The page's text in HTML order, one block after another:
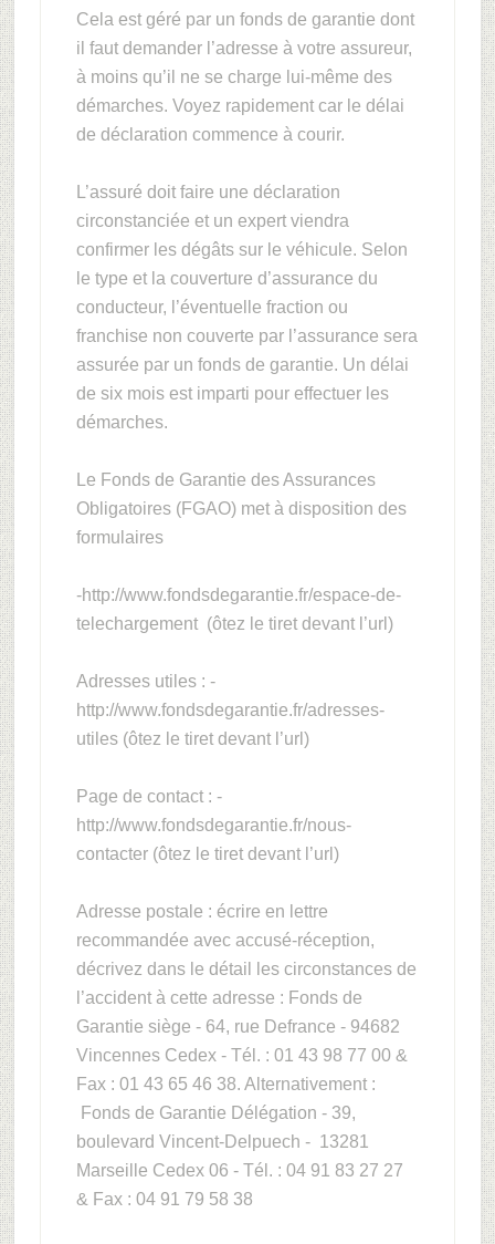
Cela est géré par un fonds de garantie dont
il faut demander l’adresse à votre assureur,
à moins qu’il ne se charge lui-même des
démarches. Voyez rapidement car le délai
de déclaration commence à courir.
L’assuré doit faire une déclaration
circonstanciée et un expert viendra
confirmer les dégâts sur le véhicule. Selon
le type et la couverture d’assurance du
conducteur, l’éventuelle fraction ou
franchise non couverte par l’assurance sera
assurée par un fonds de garantie. Un délai
de six mois est imparti pour effectuer les
démarches.
Le Fonds de Garantie des Assurances
Obligatoires (FGAO) met à disposition des
formulaires
-http://www.fondsdegarantie.fr/espace-de-
telechargement (ôtez le tiret devant l’url)
Adresses utiles : -
http://www.fondsdegarantie.fr/adresses-
utiles (ôtez le tiret devant l’url)
Page de contact : -
http://www.fondsdegarantie.fr/nous-
contacter (ôtez le tiret devant l’url)
Adresse postale : écrire en lettre
recommandée avec accusé-réception,
décrivez dans le détail les circonstances de
l’accident à cette adresse : Fonds de
Garantie siège - 64, rue Defrance - 94682
Vincennes Cedex - Tél. : 01 43 98 77 00 &
Fax : 01 43 65 46 38. Alternativement :
Fonds de Garantie Délégation - 39,
boulevard Vincent-Delpuech - 13281
Marseille Cedex 06 - Tél. : 04 91 83 27 27
& Fax : 04 91 79 58 38